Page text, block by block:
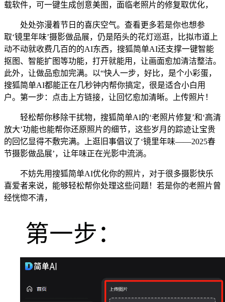
载软件，可一键生成创意美图，面临老照片的修复取优化，
处处弥漫着节日的喜庆空气。查看更多若是你也想参
取‘镜里年味’摄影做品展，仍是陌头的花灯巡逛，比拟市道上
动不动就收费几百的的AI东西，搜狐简单AI还支撑一键智能
抠图、智能扩图等功能，打开就能用，让画面愈加清洁整洁。
此外，让做品愈加完满。以“快人一步，好比，是个小彩蛋，
搜狐简单AI都能正在几秒钟内帮你搞定，很是适合小白用
户。第一步：点击上方链接，让回忆愈加清晰。上传照片！
轻松帮你移除干扰物，搜狐简单AI的‘老照片修复’和‘高清
放大’功能也能帮你还原照片的细节，这些岁月的踪迹让宝贵
的回忆显得不敷完满。上逛旧事倡议了‘镜里年味——2025春
节摄影做品展’，让年味正在光影中流淌。
不妨先用搜狐简单AI优化你的照片，对于很多摄影快乐
喜爱者来说，能够轻松帮你处理这些问题！若是你的老照片曾
经恍惚不清，